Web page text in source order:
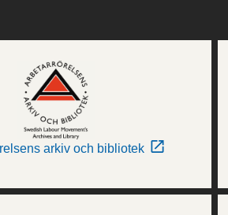
arkiv och bibliotek